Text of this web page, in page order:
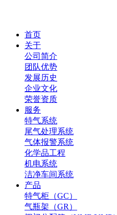
首页
关于
公司简介
团队优势
发展历史
企业文化
荣誉资质
服务
特气系统
尾气处理系统
气体报警系统
化学品工程
机电系统
洁净车间系统
产品
特气柜（GC）
气瓶架（GR）